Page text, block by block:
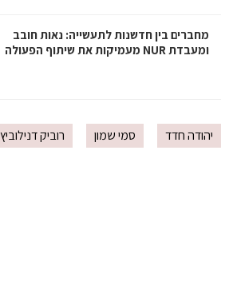
מחברים בין חדשנות לתעשייה: נאות חובב
ומעבדת NUR מעמיקות את שיתוף הפעולה
יהודה חדד סמי שמון רוביק דנילוביץ